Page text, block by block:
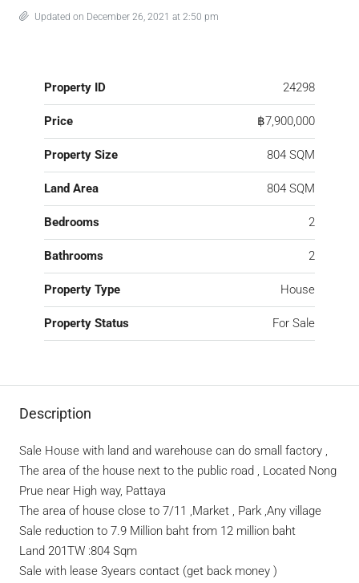
Updated on December 26, 2021 at 2:50 pm
Property ID 24298
Price ฿7,900,000
Property Size 804 SQM
Land Area 804 SQM
Bedrooms 2
Bathrooms 2
Property Type House
Property Status For Sale
Description
Sale House with land and warehouse can do small factory ,
The area of ​​the house next to the public road , Located Nong
Prue near High way, Pattaya
The area of house close to 7/11 ,Market , Park ,Any village
Sale ​​reduction to 7.9 Million baht from 12 million baht
Land 201TW :804 Sqm
Sale with lease 3years contact (get back money )